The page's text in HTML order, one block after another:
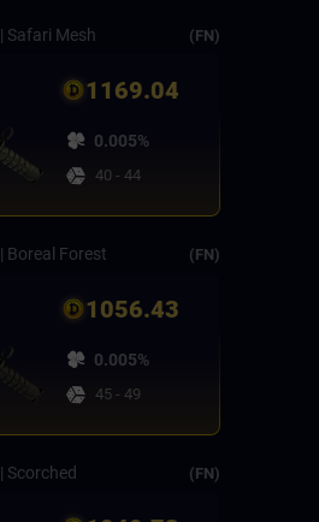
| Safari Mesh (FN)
1169.04
0.005%
40 - 44
| Boreal Forest (FN)
1056.43
0.005%
45 - 49
| Scorched (FN)